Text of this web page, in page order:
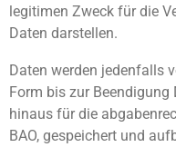
legitimen Zweck für die
Daten darstellen.
Daten werden jedenfalls
Form bis zur
hinaus für die
BAO, gespeichert und